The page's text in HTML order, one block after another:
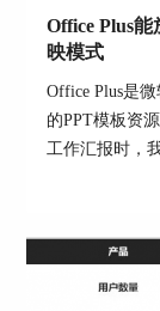
Office Plus
映模式
Office Plus是
的PPT模板资
工作汇报时，
Office Plus能